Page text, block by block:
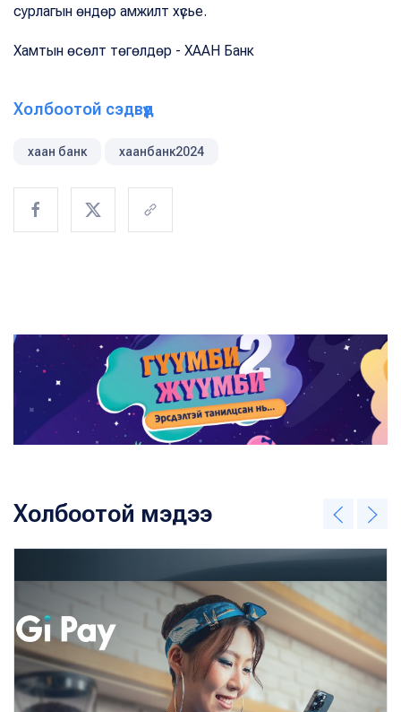
сурлагын өндөр амжилт хүсье.
Хамтын өсөлт төгөлдөр - ХААН Банк
Холбоотой сэдвүүд
хаан банк хаанбанк2024
Холбоотой мэдээ